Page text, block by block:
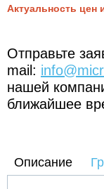
Актуальность цен
Отправьте
mail:
нашей
ближайшее
Описание